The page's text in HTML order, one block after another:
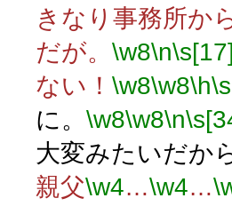
きなり事務所か
だが。 \w8\n
ない！ \w8\w8\h
に。 \w8\w8\n
大変みたいだか
親父\w4…\w4…